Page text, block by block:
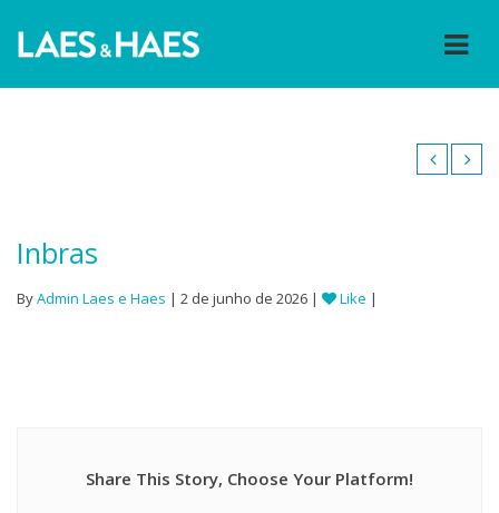
Inbras
ByAdmin Laes e Haes | 2 de junho de 2026 | Like |
Share This Story, Choose Your Platform!